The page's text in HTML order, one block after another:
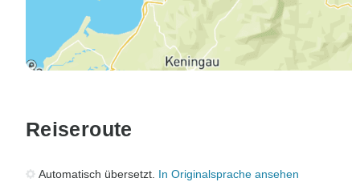
Reiseroute
Automatisch übersetzt. In Originalsprache ansehen